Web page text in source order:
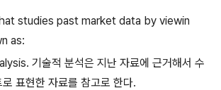
studies past market data by viewin
as:
기술적 분석은 지난 자료에 근거해서 수
표현한 자료를 참고로 한다.